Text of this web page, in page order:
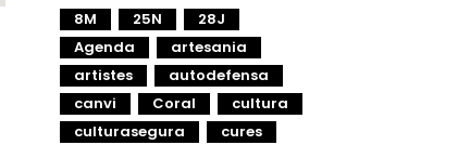
8M 25N
28J
Agenda
artesania
artistes
autodefensa
canvi
Coral
cultura
culturasegura
cures